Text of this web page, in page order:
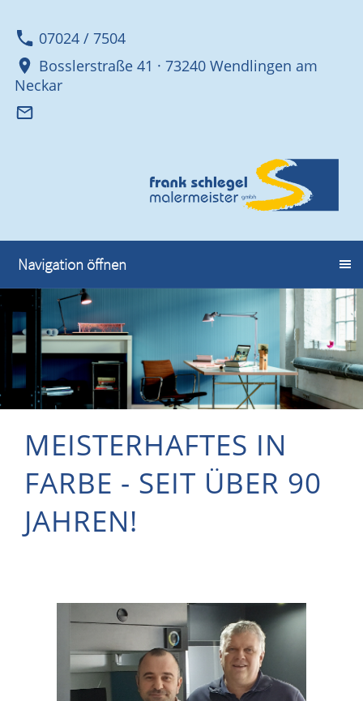
07024 / 7504
Bosslerstraße 41 · 73240 Wendlingen am
Neckar
Navigation öffnen
MEISTERHAFTES IN
FARBE - SEIT ÜBER 90
JAHREN!